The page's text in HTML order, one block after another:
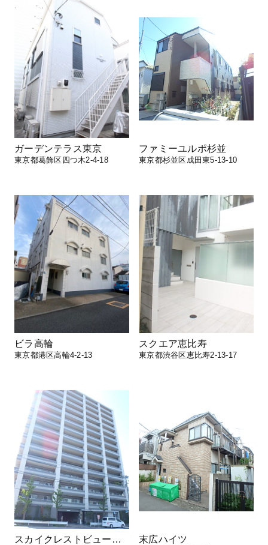
ガーデンテラス東京
東京都葛飾区四つ木2-4-18
ファミーユルポ杉並
東京都杉並区成田東5-13-10
ビラ高輪
東京都港区高輪4-2-13
スクエア恵比寿
東京都渋谷区恵比寿2-13-17
スカイクレストビュー東京 末広ハイツ